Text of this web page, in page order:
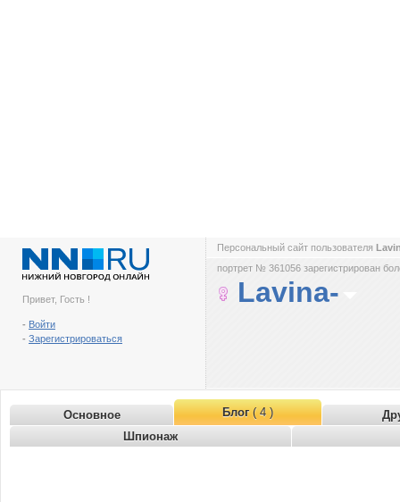
Привет, Гость !
- Войти
- Зарегистрироваться
Персональный сайт пользователя
портрет № 361056 зарегистрирован
Lavina-
Основное Блог( 4 )
Шпионаж